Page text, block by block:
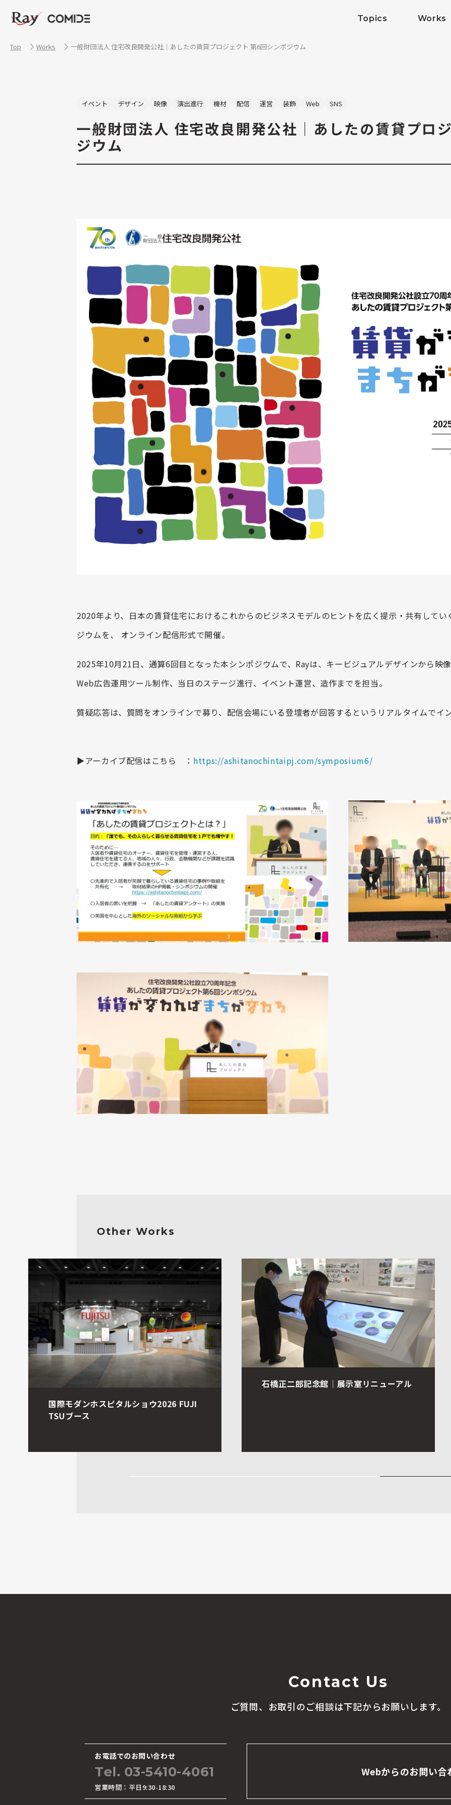
Topics Works
Top Works 一般財団法人 住宅改良開発公社｜あしたの賃貸プロジェクト 第6回シンポジウム
イベント デザイン 映像 演出進行 機材 配信 運営 装飾 Web SNS
一般財団法人 住宅改良開発公社｜あしたの賃貸プロ
ジウム
2020年より、日本の賃貸住宅におけるこれからのビジネスモデルのヒントを広く提示・共有して
ジウムを、 オンライン配信形式で開催。
2025年10月21日、通算6回目となった本シンポジウムで、 Rayは、キービジュアルデザインから映
Web広告運用ツール制作、当日のステージ進行、イベント運営、造作までを担当。
質疑応答は、質問をオンラインで募り、配信会場にいる登壇者が回答するというリアルタイムでイ
▶アーカイブ配信はこちら ： https://ashitanochintaipj.com/symposium6/
Other Works
国際モダンホスピタルショウ2026 FUJI
TSUブース
石橋正二郎記念館｜展示室リニューアル
Contact Us
ご質問、お取引のご相談は下記からお願いします。
お電話でのお問い合わせ
Tel. 03-5410-4061
営業時間：平日9:30-18:30
Webからのお問い合